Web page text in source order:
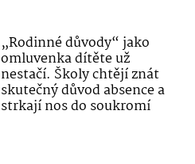
„Rodinné důvody“ jako
omluvenka dítěte už
nestačí. Školy chtějí znát
skutečný důvod absence a
strkají nos do soukromí